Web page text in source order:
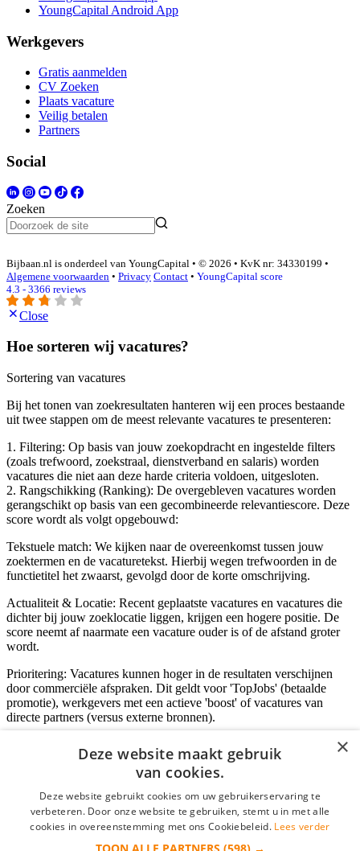
YoungCapital Android App
Werkgevers
Gratis aanmelden
CV Zoeken
Plaats vacature
Veilig betalen
Partners
Social
Zoeken
Bijbaan.nl is onderdeel van YoungCapital • © 2026 • KvK nr: 34330199 •
Algemene voorwaarden • Privacy Contact • YoungCapital score
4.3 - 3366 reviews
Close
Hoe sorteren wij vacatures?
Sortering van vacatures
Bij het tonen van zoekresultaten hanteren wij een proces bestaande
uit twee stappen om de meest relevante vacatures te presenteren:
1. Filtering: Op basis van jouw zoekopdracht en ingestelde filters
(zoals trefwoord, zoekstraal, dienstverband en salaris) worden
vacatures die niet aan deze harde criteria voldoen, uitgesloten.
2. Rangschikking (Ranking): De overgebleven vacatures worden
gerangschikt op basis van een gecombineerde relevantiescore. Deze
score wordt als volgt opgebouwd:
Tekstuele match: We kijken naar de overeenkomst tussen jouw
zoektermen en de vacaturetekst. Hierbij wegen trefwoorden in de
functietitel het zwaarst, gevolgd door de korte omschrijving.
Actualiteit & Locatie: Recent geplaatste vacatures en vacatures die
dichter bij jouw zoeklocatie liggen, krijgen een hogere positie. De
score neemt af naarmate een vacature ouder is of de afstand groter
wordt.
Prioritering: Vacatures kunnen hoger in de resultaten verschijnen
door commerciële afspraken. Dit geldt voor 'TopJobs' (betaalde
promotie), werkgevers met een actieve 'boost' of vacatures van
directe partners (versus externe bronnen).
E-mail*
×
Deze website maakt gebruik
van cookies.
Deze website gebruikt cookies om uw gebruikerservaring te
verbeteren. Door onze website te gebruiken, stemt u in met alle
cookies in overeenstemming met ons Cookiebeleid. Lees verder